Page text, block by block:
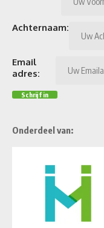
Achternaam:
Email
adres:
Onderdeel van: